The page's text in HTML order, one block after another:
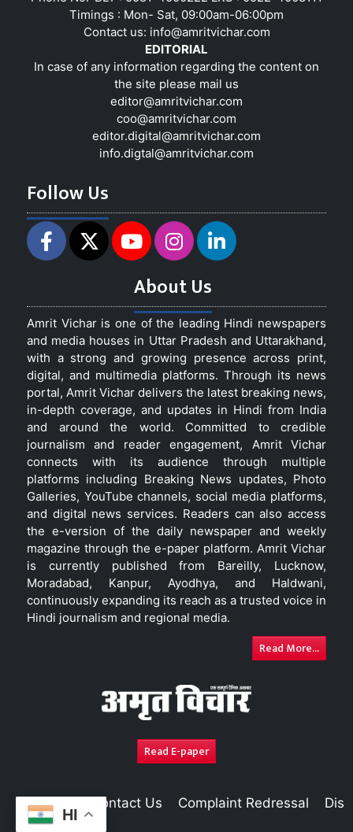
HI
Timings : Mon- Sat, 09:00am-06:00pm
Contact us: info@amritvichar.com
EDITORIAL
In case of any information regarding the content on
the site please mail us
editor@amritvichar.com
coo@amritvichar.com
editor.digital@amritvichar.com
info.digtal@amritvichar.com
Follow Us
About Us
Amrit Vichar is one of the leading Hindi newspapers
and media houses in Uttar Pradesh and Uttarakhand,
with a strong and growing presence across print,
digital, and multimedia platforms. Through its news
portal, Amrit Vichar delivers the latest breaking news,
in-depth coverage, and updates in Hindi from India
and around the world. Committed to credible
journalism and reader engagement, Amrit Vichar
connects with its audience through multiple
platforms including Breaking News updates, Photo
Galleries, YouTube channels, social media platforms,
and digital news services. Readers can also access
the e-version of the daily newspaper and weekly
magazine through the e-paper platform. Amrit Vichar
is currently published from Bareilly, Lucknow,
Moradabad, Kanpur, Ayodhya, and Haldwani,
continuously expanding its reach as a trusted voice in
Hindi journalism and regional media.
Read More...
Read E-paper
About Us Contact Us Complaint Redressal